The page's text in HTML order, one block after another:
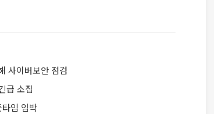
사이버보안 점검
급 소집
임 임박